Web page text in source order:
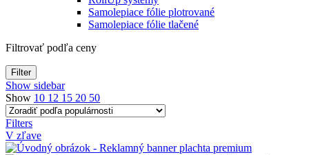
Samolepiace fólie plotrované
Samolepiace fólie tlačené
Filtrovať podľa ceny
Filter
Show sidebar
Show 10 12 15 20 50
Filters
V zľave